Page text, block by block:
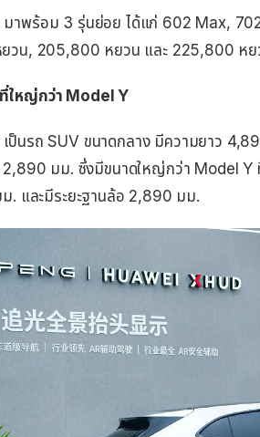
าพร้อม 3 รุ่นย่อย ได้แก่ 602 Max,
วน, 205,800 หยวน และ 225,800 หย
ใหญ่กว่า Model Y
ป็นรถ SUV ขนาดกลาง มีความยาว
2,890 มม. ซึ่งมีขนาดใหญ่กว่า Model
. และมีระยะฐานล้อ 2,890 มม.